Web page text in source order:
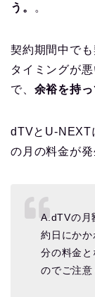
う。 。
契約期間中で
タイミングが
で、 余裕を持
dTVとU-NEXT
の月の料金が発
A.dTVの月
約日にか
分の料金
のでご注意